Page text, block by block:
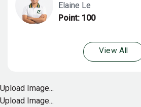
Elaine Le
Point: 100
View All
Upload Image...
Upload Image...